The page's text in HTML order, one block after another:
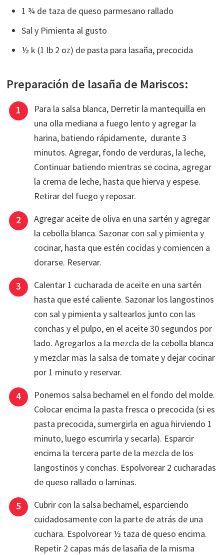
1 ¾ de taza de queso parmesano rallado
Sal y Pimienta al gusto
½ k (1 lb 2 oz) de pasta para lasaña, precocida
Preparación de lasaña de Mariscos:
Para la salsa blanca, Derretir la mantequilla en
una olla mediana a fuego lento y agregar la
harina, batiendo rápidamente, durante 3
minutos. Agregar, fondo de verduras, la leche,
Continuar batiendo mientras se cocina, agregar
la crema de leche, hasta que hierva y espese.
Retirar del fuego y reposar.
Agregar aceite de oliva en una sartén y agregar
la cebolla blanca. Sazonar con sal y pimienta y
cocinar, hasta que estén cocidas y comiencen a
dorarse. Reservar.
Calentar 1 cucharada de aceite en una sartén
hasta que esté caliente. Sazonar los langostinos
con sal y pimienta y saltearlos junto con las
conchas y el pulpo, en el aceite 30 segundos por
lado. Agregarlos a la mezcla de la cebolla blanca
y mezclar mas la salsa de tomate y dejar cocinar
por 1 minuto y reservar.
Ponemos salsa bechamel en el fondo del molde.
Colocar encima la pasta fresca o precocida (si es
pasta precocida, sumergirla en agua hirviendo 1
minuto, luego escurrirla y secarla). Esparcir
encima la tercera parte de la mezcla de los
langostinos y conchas. Espolvorear 2 cucharadas
de queso rallado o laminas.
Cubrir con la salsa bechamel, esparciendo
cuidadosamente con la parte de atrás de una
cuchara. Espolvorear ½ taza de queso encima.
Repetir 2 capas más de lasaña de la misma